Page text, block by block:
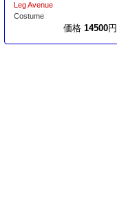
Leg Avenue
Costume
価格 14500円